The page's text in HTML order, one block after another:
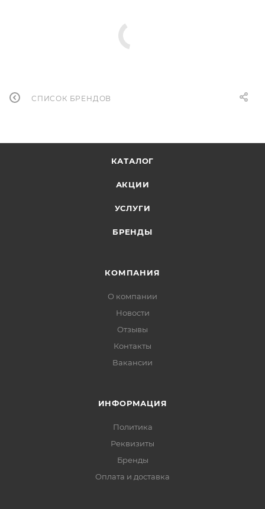
СПИСОК БРЕНДОВ
КАТАЛОГ
АКЦИИ
УСЛУГИ
БРЕНДЫ
КОМПАНИЯ
О компании
Новости
Отзывы
Контакты
Вакансии
ИНФОРМАЦИЯ
Политика
Реквизиты
Бренды
Оплата и доставка